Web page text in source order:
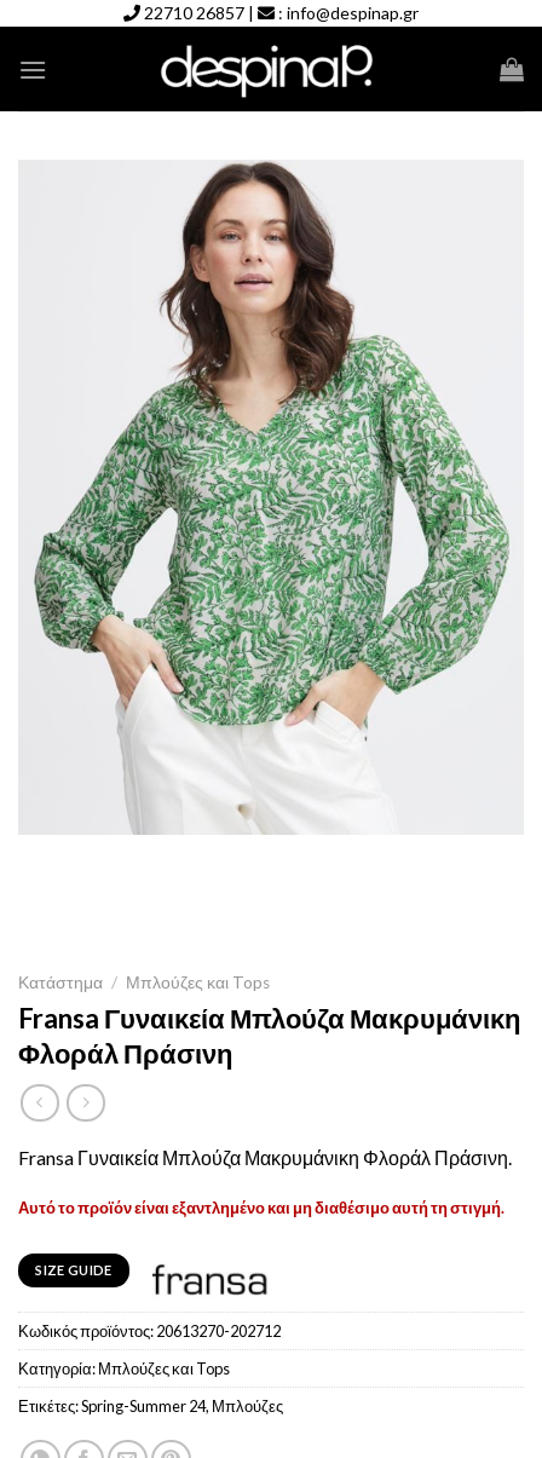
content
22710 26857 | : info@despinap.gr
Κατάστημα / Μπλούζες και Tops
Fransa Γυναικεία Μπλούζα Μακρυμάνικη
Φλοράλ Πράσινη
Fransa Γυναικεία Μπλούζα Μακρυμάνικη Φλοράλ Πράσινη.
Αυτό το προϊόν είναι εξαντλημένο και μη διαθέσιμο αυτή τη στιγμή.
SIZE GUIDE
Κωδικός προϊόντος:20613270-202712
Κατηγορία:Μπλούζες και Tops
Ετικέτες:Spring-Summer 24, Μπλούζες